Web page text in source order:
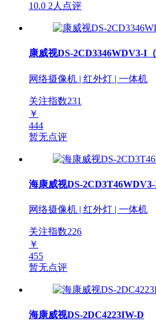
10.0 2人点评
康威视DS-2CD3346WDV3-I（
网络摄像机 | 红外灯 | 一体机
关注指数231
￥
444
暂无点评
海康威视DS-2CD3T46WDV3-
网络摄像机 | 红外灯 | 一体机
关注指数226
￥
455
暂无点评
海康威视DS-2DC4223IW-D